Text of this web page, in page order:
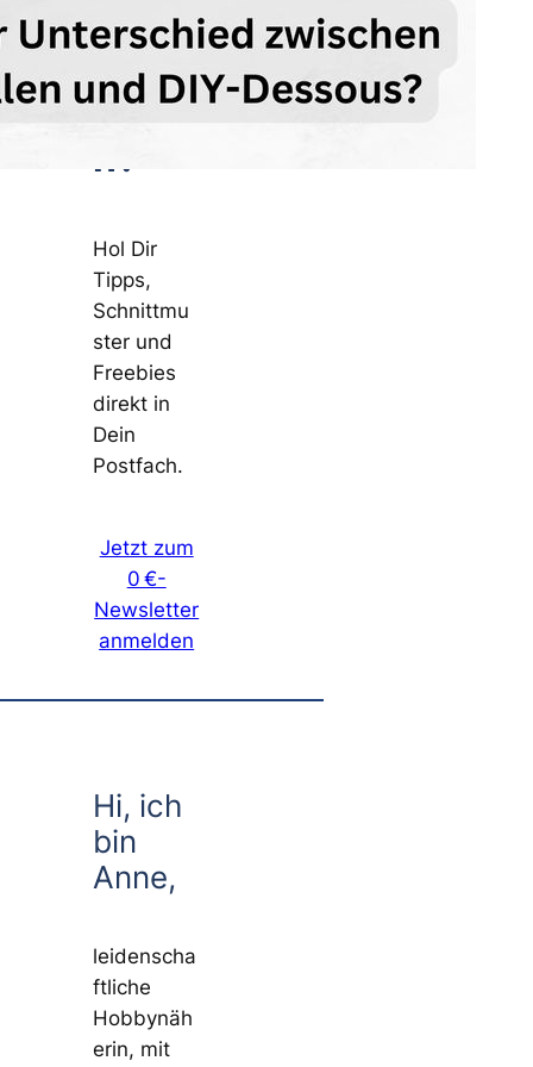
Dess
ous-
Nähe
n?
Hol Dir
Tipps,
Schnittmu
ster und
Freebies
direkt in
Dein
Postfach.
Jetzt zum
0 €-
Newsletter
anmelden
Hi, ich
bin
Anne,
leidenscha
ftliche
Hobbynäh
erin, mit